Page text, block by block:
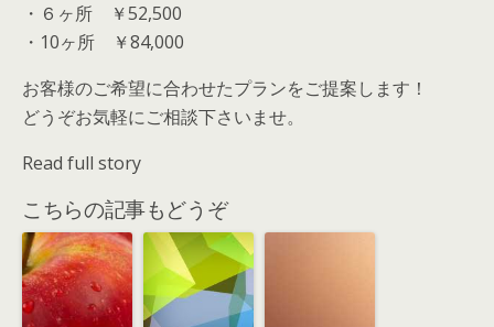
・６ヶ所 ￥52,500
・10ヶ所 ￥84,000
お客様のご希望に合わせたプランをご提案します！
どうぞお気軽にご相談下さいませ。
Read full story
こちらの記事もどうぞ